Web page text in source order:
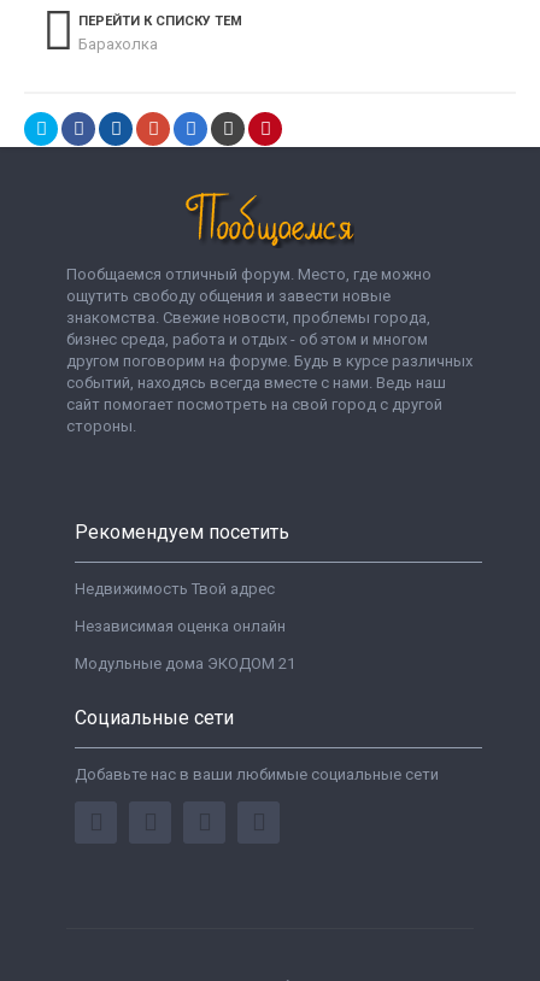
ПЕРЕЙТИ К СПИСКУ ТЕМ
Барахолка
Пообщаемся отличный форум. Место, где можно
ощутить свободу общения и завести новые
знакомства. Свежие новости, проблемы города,
бизнес среда, работа и отдых - об этом и многом
другом поговорим на форуме. Будь в курсе различных
событий, находясь всегда вместе с нами. Ведь наш
сайт помогает посмотреть на свой город с другой
стороны.
Рекомендуем посетить
Недвижимость Твой адрес
Независимая оценка онлайн
Модульные дома ЭКОДОМ 21
Социальные сети
Добавьте нас в ваши любимые социальные сети